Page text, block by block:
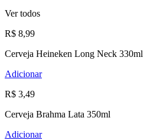
Ver todos
R$ 8,99
Cerveja Heineken Long Neck 330ml
Adicionar
R$ 3,49
Cerveja Brahma Lata 350ml
Adicionar